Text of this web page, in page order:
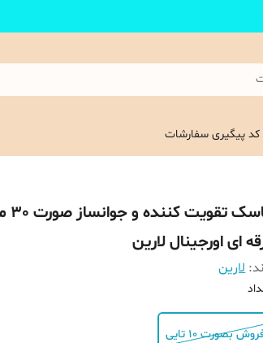
پیگیری سفارشات
ماسک
ای اورجینال لارین
لارین
بصورت 10 تایی